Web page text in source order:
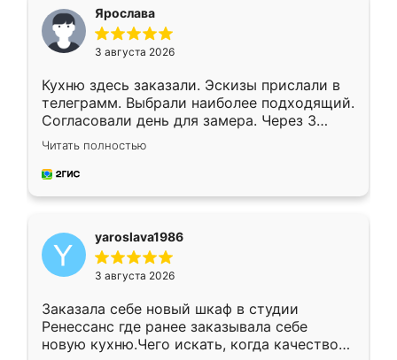
Ярослава
3 августа 2026
Кухню здесь заказали. Эскизы прислали в
телеграмм. Выбрали наиболее подходящий.
Согласовали день для замера. Через 3
недели кухня была уже готова. Остались
довольны работой. Спасибо Ренессанс
мебель за качественную работу!
Читать полностью
yaroslava1986
3 августа 2026
Заказала себе новый шкаф в студии
Ренессанс где ранее заказывала себе
новую кухню.Чего искать, когда качеством